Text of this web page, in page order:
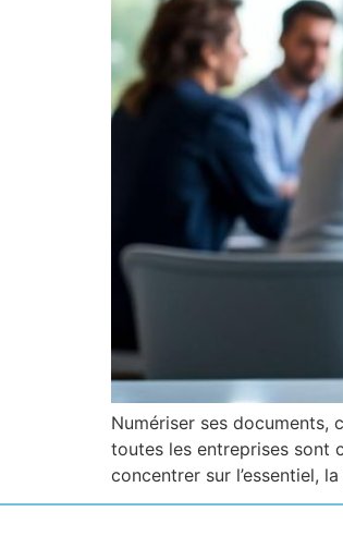
Numériser ses documents,
toutes les entreprises sont
concentrer sur l’essentiel,